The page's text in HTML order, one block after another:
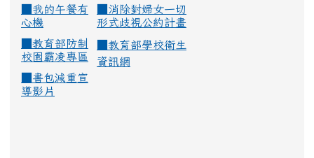
我的午餐有
心機
消除對婦女一切
形式歧視公約計畫
教育部防制
校園霸凌專區
教育部學校衛生
資訊網
書包減重宣
導影片